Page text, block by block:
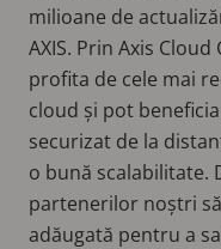
milioane de
AXIS. Prin Axis
profita de cele mai
cloud și pot
securizat de la
o bună scalabilitate.
partenerilor noștri
adăugată pentru a